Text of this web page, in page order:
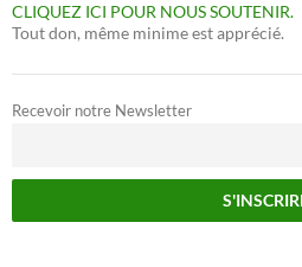
CLIQUEZ ICI POUR NOUS SOUTENIR.
Tout don, même minime est apprécié.
Recevoir notre Newsletter